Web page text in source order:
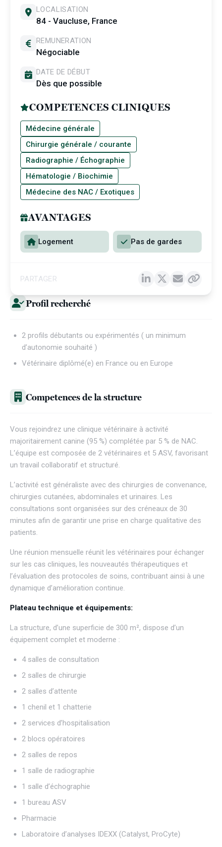
Profil recherché
2 profils débutants ou expérimentés ( un minimum
d’autonomie souhaité )
Vétérinaire diplômé(e) en France ou en Europe
Competences de la structure
Vous rejoindrez une clinique vétérinaire à activité
majoritairement canine (95 %) complétée par 5 % de NAC.
L’équipe est composée de 2 vétérinaires et 5 ASV, favorisant
un travail collaboratif et structuré.
L’activité est généraliste avec des chirurgies de convenance,
chirurgies cutanées, abdominales et urinaires. Les
consultations sont organisées sur des créneaux de 30
minutes afin de garantir une prise en charge qualitative des
patients.
Une réunion mensuelle réunit les vétérinaires pour échanger
sur les cas cliniques, les nouveautés thérapeutiques et
l’évaluation des protocoles de soins, contribuant ainsi à une
dynamique d’amélioration continue.
Plateau technique et équipements:
La structure, d’une superficie de 300 m², dispose d’un
équipement complet et moderne :
4 salles de consultation
2 salles de chirurgie
2 salles d’attente
1 chenil et 1 chatterie
2 services d’hospitalisation
2 blocs opératoires
2 salles de repos
1 salle de radiographie
1 salle d’échographie
1 bureau ASV
Pharmacie
Laboratoire d’analyses IDEXX (Catalyst, ProCyte)
LOCALISATION
84 - Vaucluse, France
REMUNERATION
Négociable
DATE DE DÉBUT
Dès que possible
COMPETENCES CLINIQUES
Médecine générale
Chirurgie générale / courante
Radiographie / Échographie
Hématologie / Biochimie
Médecine des NAC / Exotiques
AVANTAGES
Logement Pas de gardes
PARTAGER